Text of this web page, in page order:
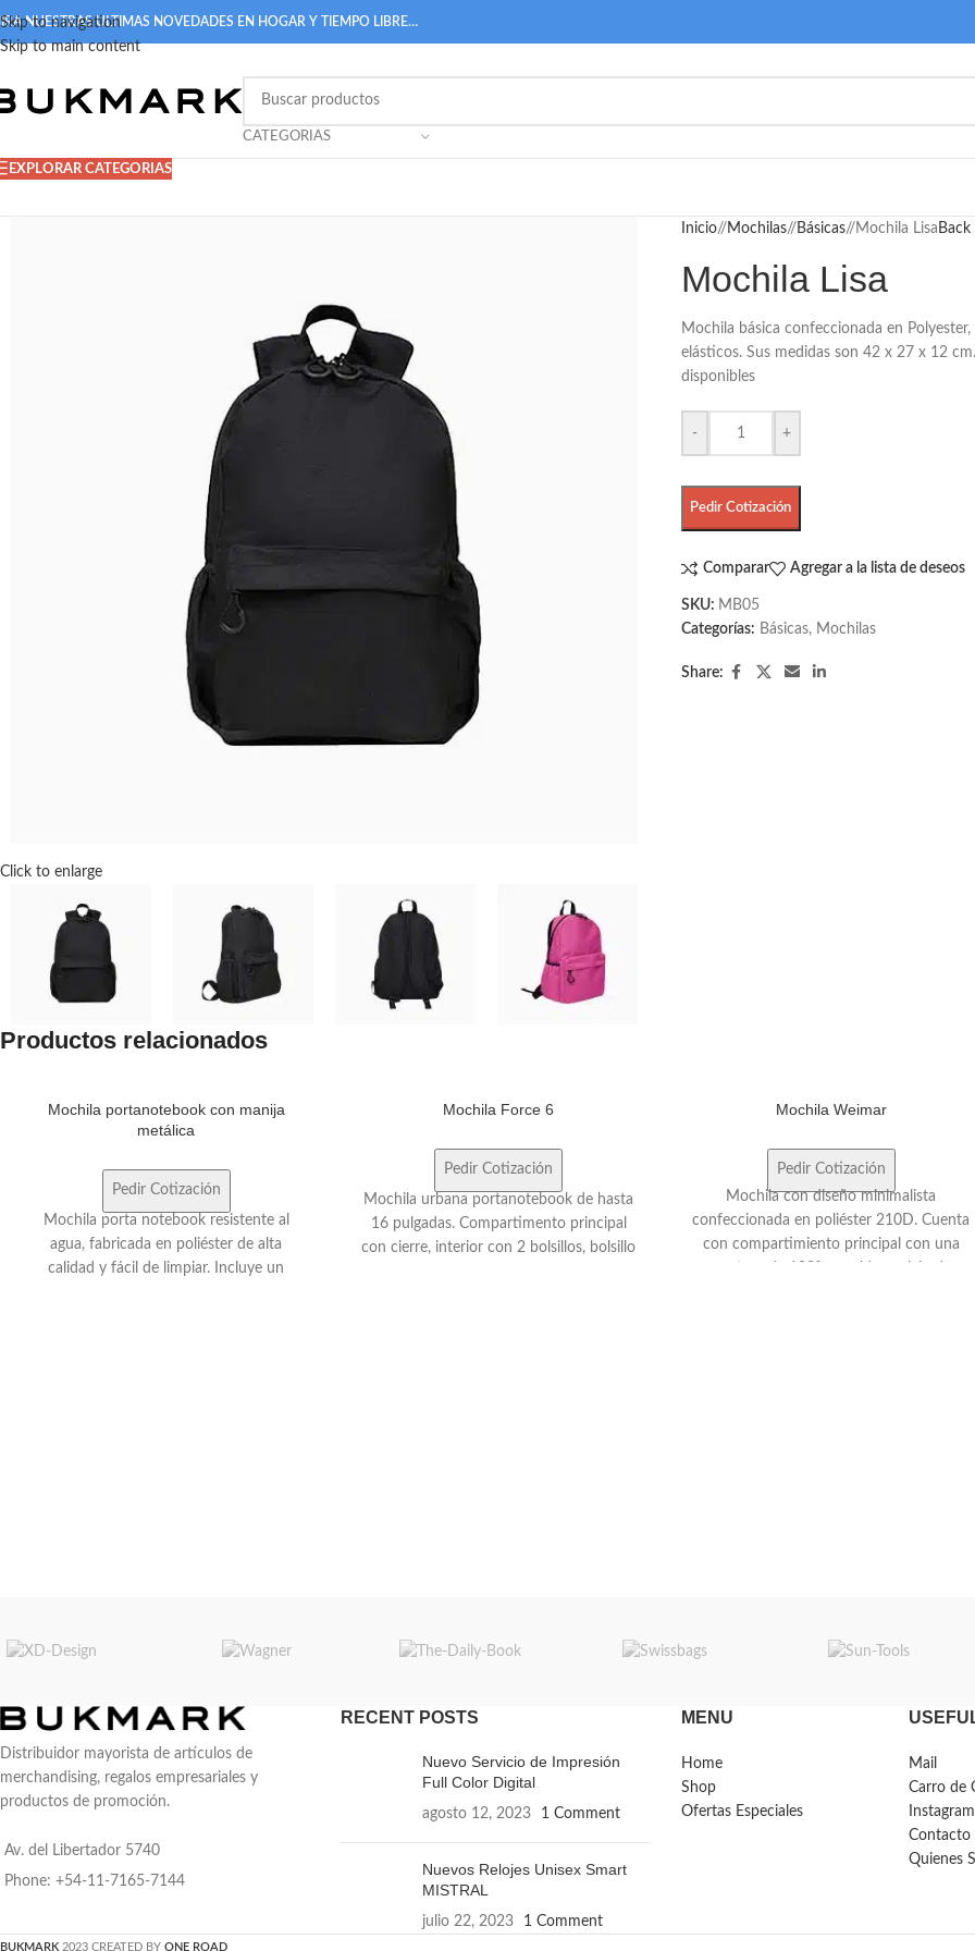
Skip to navigation
Skip to main content
NUESTRAS ULTIMAS NOVEDADES EN HOGAR Y TIEMPO LIBRE…
CATEGORIAS
EXPLORAR CATEGORIAS
Click to enlarge
Inicio/ Mochilas/ Básicas/ Mochila Lisa
Mochila Lisa
Mochila básica confeccionada en
elásticos. Sus medidas son 42 x 27 x 12
disponibles
- +
Pedir Cotización
Comparar Agregar a la lista de deseos
SKU: MB05
Categorías: Básicas, Mochilas
Share:
Productos relacionados
Mochila portanotebook con manija
metálica
Pedir Cotización
Mochila porta notebook resistente al
agua, fabricada en poliéster de alta
calidad y fácil de limpiar. Incluye un
Mochila Force 6
Pedir Cotización
Mochila urbana portanotebook de hasta
16 pulgadas. Compartimento principal
con cierre, interior con 2 bolsillos, bolsillo
Mochila Weimar
Pedir Cotización
Mochila con diseño minimalista
confeccionada en poliéster 210D. Cuenta
con compartimiento principal con una
Distribuidor mayorista de artículos de
merchandising, regalos empresariales y
productos de promoción.
Av. del Libertador 5740
Phone: +54-11-7165-7144
RECENT POSTS
Nuevo Servicio de Impresión
Full Color Digital
agosto 12, 2023 1 Comment
Nuevos Relojes Unisex Smart
MISTRAL
julio 22, 2023 1 Comment
MENU
Home
Shop
Ofertas Especiales
Mail
Carro de
Instagram
Contacto
Quienes
BUKMARK 2023 CREATED BY ONE ROAD